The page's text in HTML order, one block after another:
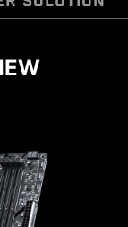
À
à 19+1+1
tout le
à un étage